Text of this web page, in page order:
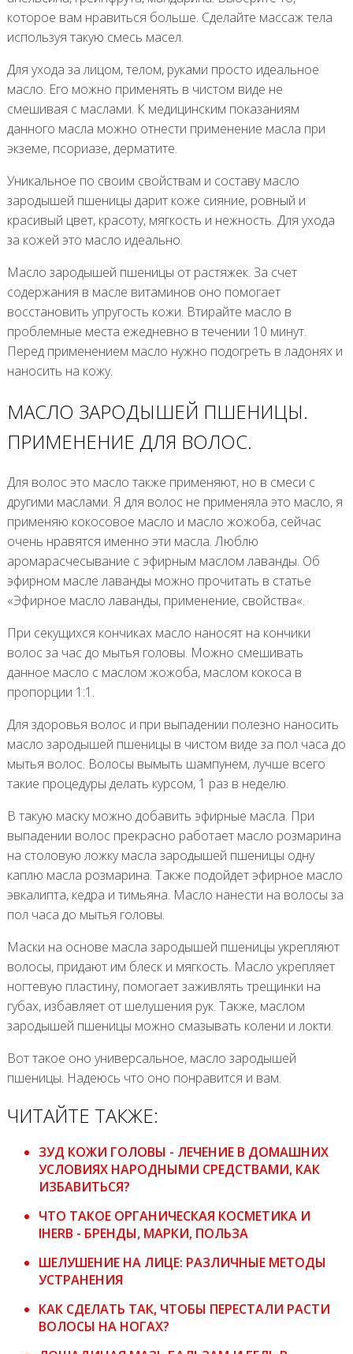
которое вам нравиться больше. Сделайте массаж тела
используя такую смесь масел.
Для ухода за лицом, телом, руками просто идеальное
масло. Его можно применять в чистом виде не
смешивая с маслами. К медицинским показаниям
данного масла можно отнести применение масла при
экземе, псориазе, дерматите.
Уникальное по своим свойствам и составу масло
зародышей пшеницы дарит коже сияние, ровный и
красивый цвет, красоту, мягкость и нежность. Для ухода
за кожей это масло идеально.
Масло зародышей пшеницы от растяжек. За счет
содержания в масле витаминов оно помогает
восстановить упругость кожи. Втирайте масло в
проблемные места ежедневно в течении 10 минут.
Перед применением масло нужно подогреть в ладонях и
наносить на кожу.
МАСЛО ЗАРОДЫШЕЙ ПШЕНИЦЫ.
ПРИМЕНЕНИЕ ДЛЯ ВОЛОС.
Для волос это масло также применяют, но в смеси с
другими маслами. Я для волос не применяла это масло, я
применяю кокосовое масло и масло жожоба, сейчас
очень нравятся именно эти масла. Люблю
аромарасчесывание с эфирным маслом лаванды. Об
эфирном масле лаванды можно прочитать в статье
«Эфирное масло лаванды, применение, свойства«.
При секущихся кончиках масло наносят на кончики
волос за час до мытья головы. Можно смешивать
данное масло с маслом жожоба, маслом кокоса в
пропорции 1:1.
Для здоровья волос и при выпадении полезно наносить
масло зародышей пшеницы в чистом виде за пол часа до
мытья волос. Волосы вымыть шампунем, лучше всего
такие процедуры делать курсом, 1 раз в неделю.
В такую маску можно добавить эфирные масла. При
выпадении волос прекрасно работает масло розмарина
на столовую ложку масла зародышей пшеницы одну
каплю масла розмарина. Также подойдет эфирное масло
эвкалипта, кедра и тимьяна. Масло нанести на волосы за
пол часа до мытья головы.
Маски на основе масла зародышей пшеницы укрепляют
волосы, придают им блеск и мягкость. Масло укрепляет
ногтевую пластину, помогает заживлять трещинки на
губах, избавляет от шелушения рук. Также, маслом
зародышей пшеницы можно смазывать колени и локти.
Вот такое оно универсальное, масло зародышей
пшеницы. Надеюсь что оно понравится и вам.
ЧИТАЙТЕ ТАКЖЕ:
ЗУД КОЖИ ГОЛОВЫ - ЛЕЧЕНИЕ В ДОМАШНИХ
УСЛОВИЯХ НАРОДНЫМИ СРЕДСТВАМИ, КАК
ИЗБАВИТЬСЯ?
ЧТО ТАКОЕ ОРГАНИЧЕСКАЯ КОСМЕТИКА И
IHERB - БРЕНДЫ, МАРКИ, ПОЛЬЗА
ШЕЛУШЕНИЕ НА ЛИЦЕ: РАЗЛИЧНЫЕ МЕТОДЫ
УСТРАНЕНИЯ
КАК СДЕЛАТЬ ТАК, ЧТОБЫ ПЕРЕСТАЛИ РАСТИ
ВОЛОСЫ НА НОГАХ?